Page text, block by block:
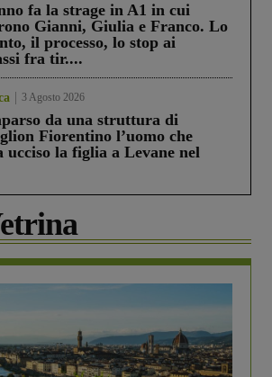
fa la strage in A1 in cui
Gianni, Giulia e Franco. Lo
il processo, lo stop ai
fra tir....
3 Agosto 2026
da una struttura di
Fiorentino l’uomo che
ucciso la figlia a Levane nel